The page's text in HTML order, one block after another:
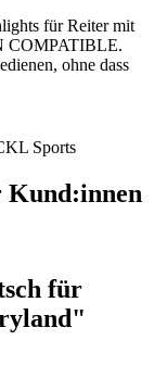
für Reiter mit
COMPATIBLE.
ohne dass
Sports
Kund:innen
für